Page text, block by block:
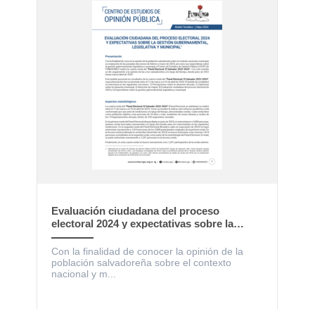
Evaluación ciudadana del proceso
electoral 2024 y expectativas sobre la
gestión gubernamental, legislativa y
municipal
Con la finalidad de conocer la opinión de la
población salvadoreña sobre el contexto
nacional y m...